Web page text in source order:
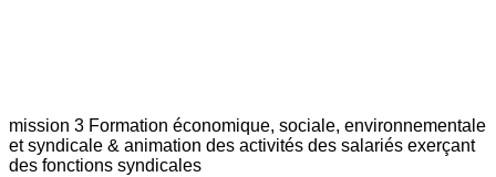
mission 3 Formation économique, sociale, environnementale
et syndicale & animation des activités des salariés exerçant
des fonctions syndicales